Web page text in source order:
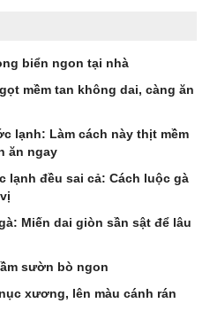
biển ngon tại nhà
mềm tan không dai, càng ăn
lạnh: Làm cách này thịt mềm
ăn ngay
lạnh đều sai cả: Cách luộc gà
Miến dai giòn sần sật để lâu
sườn bò ngon
xương, lên màu cánh rán